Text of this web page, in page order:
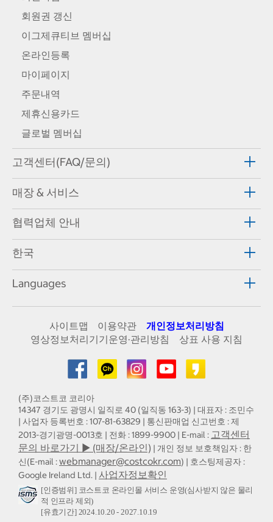
회원권 갱신
이그제큐티브 멤버십
온라인등록
마이페이지
주문내역
제휴신용카드
글로벌 멤버십
고객센터(FAQ/문의)
매장 & 서비스
협력업체 안내
한국
Languages
사이트맵 이용약관
개인정보처리방침
영상정보처리기기운영·관리방침
상표 사용 지침
(주)코스트코 코리아
14347 경기도 광명시 일직로 40 (일직동 163-3) | 대표자 : 조민수
| 사업자 등록번호 : 107-81-63829 | 통신판매업 신고번호 : 제
2013-경기광명-0013호 | 전화 : 1899-9900 | E-mail : 고객센터
문의 바로가기 ▶ (매장/온라인) | 개인 정보 보호책임자 : 한
신(E-mail :webmanager@costcokr.com) | 호스팅제공자 :
Google Ireland Ltd. | 사업자정보확인
[인증범위] 코스트코 온라인몰 서비스 운영(심사받지 않은 물리
적 인프라 제외)
[유효기간] 2024.10.20 - 2027.10.19